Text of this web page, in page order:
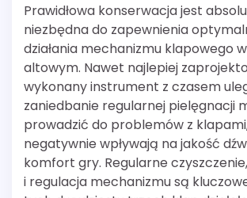
Prawidłowa konserwacja jest
niezbędna do zapewnienia
działania mechanizmu klapowego
altowym. Nawet najlepiej
wykonany instrument z czasem
zaniedbanie regularnej pielęgnacji
prowadzić do problemów z
negatywnie wpływają na jakość
komfort gry. Regularne
i regulacja mechanizmu są